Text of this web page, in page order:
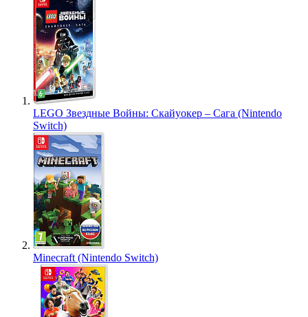
LEGO Звездные Войны: Скайуокер – Сага (Nintendo
Switch)
Minecraft (Nintendo Switch)